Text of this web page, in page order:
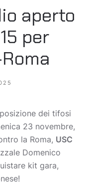
aperto
per
dei tifosi
23 novembre,
la Roma, USC
Domenico
kit gara,